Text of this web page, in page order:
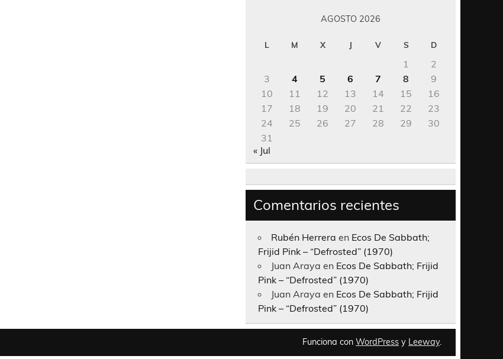
AGOSTO 2026
L M X J V S D
1
2
3
4 5 6 7 8
9
10
11 12 13 14 15
16
17
18 19 20 21 22
23
24
25 26 27 28 29
30
31
« Jul
Comentarios recientes
Rubén Herrera en Ecos De Sabbath;
Frijid Pink – “Defrosted” (1970)
Juan Araya en Ecos De Sabbath; Frijid
Pink – “Defrosted” (1970)
Juan Araya en Ecos De Sabbath; Frijid
Pink – “Defrosted” (1970)
Funciona con WordPress y Leeway.